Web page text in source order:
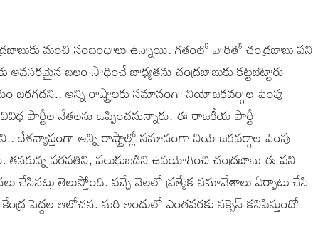
మంచి సంబంధాలు ఉన్నాయి. గతంలో వారితో చంద్రబాబు పని
అవసరమైన బలం సాధించే బాధ్యతను చంద్రబాబుకు కట్టబెట్టారు
జరగదని.. అన్ని రాష్ట్రాలకు సమానంగా నియోజకవర్గాల పెంపు
పార్టీల నేతలను ఒప్పించనున్నారు. ఈ రాజకీయ పార్టీ
దేశవ్యాప్తంగా అన్ని రాష్ట్రాల్లో సమానంగా నియోజకవర్గాల పెంపు
తనకున్న పరపతిని, పలుకుబడిని ఉపయోగించి చంద్రబాబు ఈ పని
చేసినట్లు తెలుస్తోంది. వచ్చే నెలలో ప్రత్యేక సమావేశాలు ఏర్పాటు చేసి
కేంద్ర పెద్దల ఆలోచన. మరి అందులో ఎంతవరకు సక్సెస్ కనిపిస్తుందో